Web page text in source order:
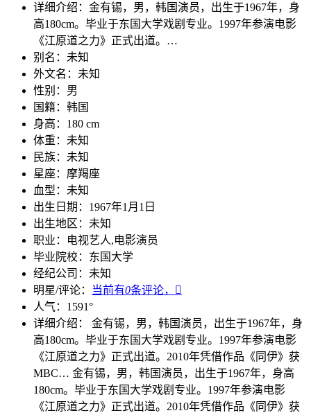
详细介绍： 金有锡，男，韩国演员，出生于1967年，身
高180cm。毕业于东国大学戏剧专业。1997年参演电影
《江原道之力》正式出道。…
别名： 未知
外文名： 未知
性别： 男
国籍： 韩国
身高： 180 cm
体重： 未知
民族： 未知
星座： 摩羯座
血型： 未知
出生日期： 1967年1月1日
出生地区： 未知
职业：
电视艺人,电影演员
毕业院校： 东国大学
经纪公司： 未知
明星/评论：
当前有0条评论，

人气： 1591°
详细介绍：
金有锡，男，韩国演员，出生于1967年，身
高180cm。毕业于东国大学戏剧专业。1997年参演电影
《江原道之力》正式出道。2010年凭借作品《同伊》获
MBC… 金有锡，男，韩国演员，出生于1967年，身高
180cm。毕业于东国大学戏剧专业。1997年参演电影
《江原道之力》正式出道。2010年凭借作品《同伊》获